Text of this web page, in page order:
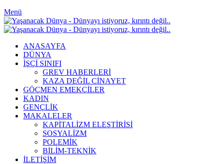
Menü
ANASAYFA
DÜNYA
İŞÇİ SINIFI
GREV HABERLERİ
KAZA DEĞİL CİNAYET
GÖÇMEN EMEKÇİLER
KADIN
GENÇLİK
MAKALELER
KAPİTALİZM ELEŞTİRİSİ
SOSYALİZM
POLEMİK
BİLİM-TEKNİK
ILETIŞIM